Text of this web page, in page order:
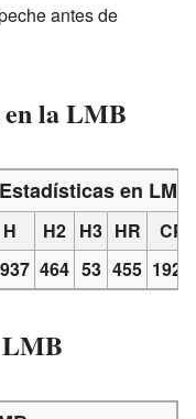
antes de
la LMB
Estadísticas en LMB
H H2 H3 HR
CP
464 53 455 1927
LMB